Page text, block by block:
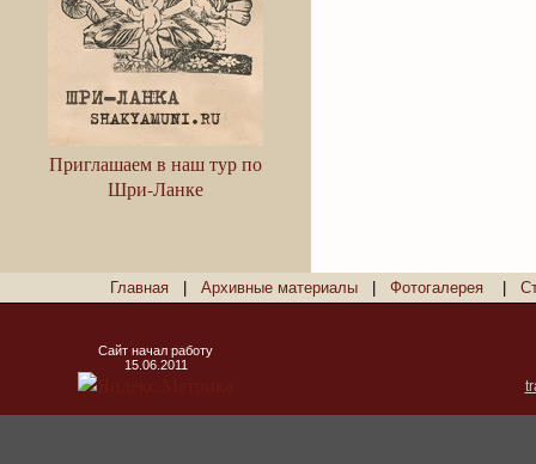
Приглашаем в наш тур по
Шри-Ланке
Главная Архивные материалы Фотогалерея
Сайт начал работу
15.06.2011